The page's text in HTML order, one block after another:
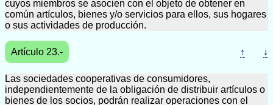
cuyos miembros se asocien con el objeto de obtener en
común artículos, bienes y/o servicios para ellos, sus hogares
o sus actividades de producción.
Artículo 23.- ↑ ↓
Las sociedades cooperativas de consumidores,
independientemente de la obligación de distribuir artículos o
bienes de los socios, podrán realizar operaciones con el